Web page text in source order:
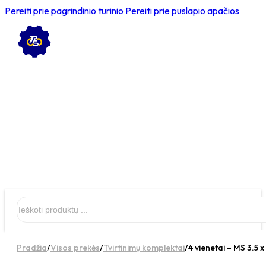
Pereiti prie pagrindinio turinio Pereiti prie puslapio apačios
Pradžia/Visos prekės/Tvirtinimų komplektai/4 vienetai – MS 3.5